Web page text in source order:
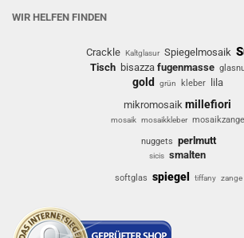
WIR HELFEN FINDEN
Crackle Kaltglasur Spiegelmosaik
Tisch bisazza fugenmasse
gold grün kleber
lila
mikromosaik millefiori
mosaik mosaikkleber mosaikzange
nuggets perlmutt
sicis smalten
softglas spiegel tiffany zange